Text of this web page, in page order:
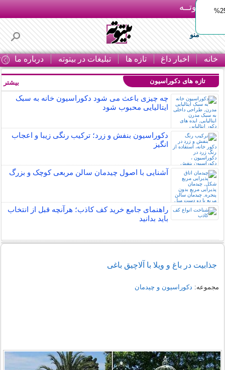
بـیتوتــه
منو
خانه اخبار داغ تازه ها تبلیغات در بیتوته درباره ما
ایمپلنت اقساطی با ضمانت مادام‌العمر+ 25%
تازه های دکوراسیون
چه چیزی باعث می شود دکوراسیون خانه به سبک
ایتالیایی محبوب شود
دکوراسیون بنفش و زرد؛ ترکیب رنگی زیبا و اعجاب
انگیز
آشنایی با اصول چیدمان سالن مربعی کوچک و بزرگ
راهنمای جامع خرید کف کاذب؛ هرآنچه قبل از انتخاب
باید بدانید
بیشتر
جذابیت در باغ و ویلا با آلاچیق باغی
مجموعه: دکوراسیون و چیدمان